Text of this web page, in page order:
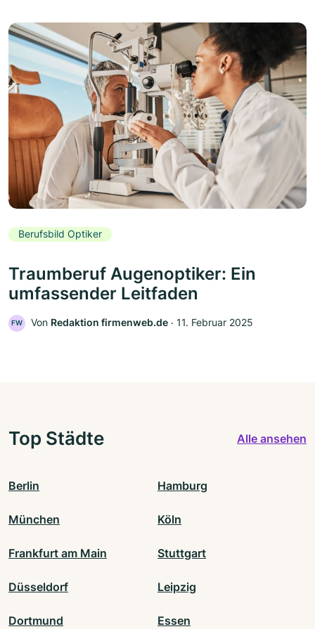
Berufsbild Optiker
Traumberuf Augenoptiker: Ein
umfassender Leitfaden
FW Von Redaktion firmenweb.de ‧ 11. Februar 2025
Top Städte Alle ansehen
Berlin Hamburg
München Köln
Frankfurt am Main Stuttgart
Düsseldorf Leipzig
Dortmund Essen